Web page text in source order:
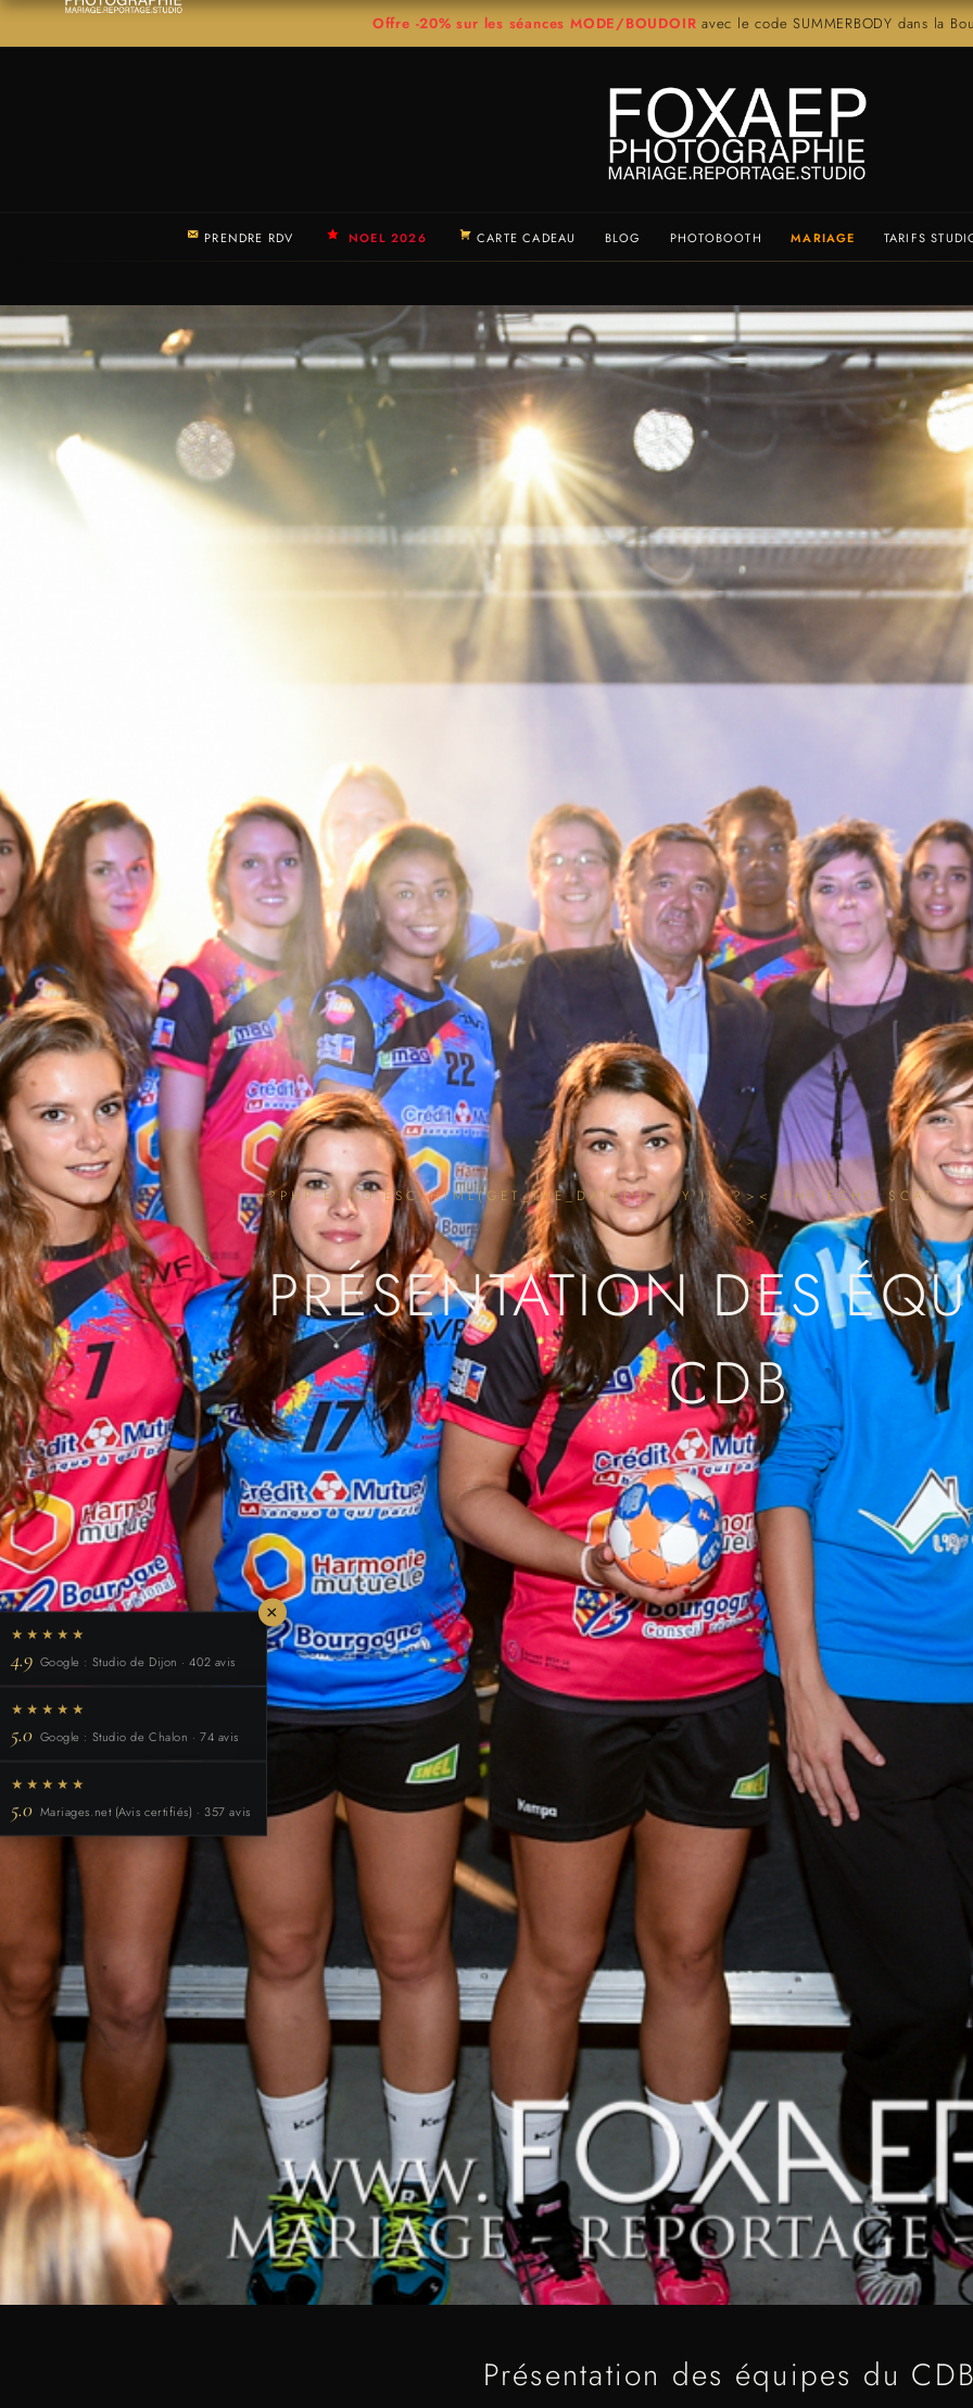
Offre -20% sur les séances MODE/BOUDOIR avec le code SUMMERBODY dans la
PRENDRE RDV NOEL 2026 CARTE CADEAU BLOG PHOTOBOOTH MARIAGE TARIFS
<?PHP ECHO ESC_HTML(GET_THE_DATE('D.M.Y')); ?><?PHP ECHO $CAT
''; ?>
PRÉSENTATION DES
CDB
Présentation des équipes du
×
★★★★★
4.9 Google : Studio de Dijon · 402 avis
★★★★★
5.0 Google : Studio de Chalon · 74 avis
★★★★★
5.0 Mariages.net (Avis certifiés) · 357 avis